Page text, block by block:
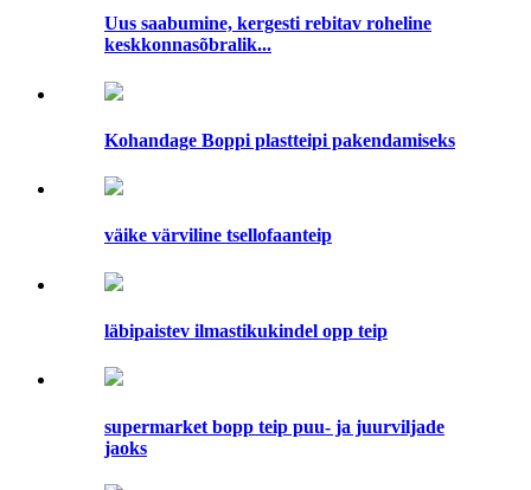
Uus saabumine, kergesti rebitav roheline
keskkonnasõbralik...
Kohandage Boppi plastteipi pakendamiseks
väike värviline tsellofaanteip
läbipaistev ilmastikukindel opp teip
supermarket bopp teip puu- ja juurviljade
jaoks